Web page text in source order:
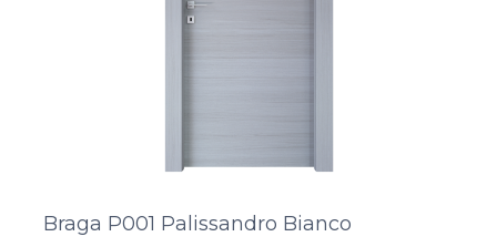
Braga P001 Palissandro Bianco